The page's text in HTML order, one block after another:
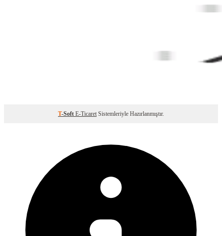
T-Soft E-Ticaret Sistemleriyle Hazırlanmıştır.